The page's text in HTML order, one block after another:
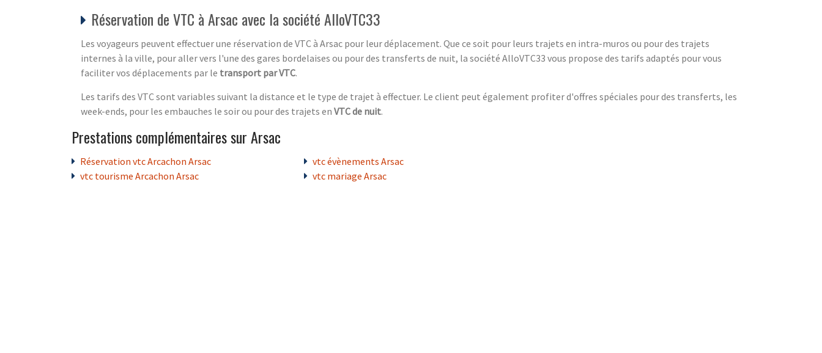
Réservation de VTC à Arsac avec la société AlloVTC33
Les voyageurs peuvent effectuer une réservation de VTC à Arsac pour leur déplacement. Que ce soit pour leurs trajets en intra-muros ou pour des trajets
internes à la ville, pour aller vers l'une des gares bordelaises ou pour des transferts de nuit, la société AlloVTC33 vous propose des tarifs adaptés pour vous
faciliter vos déplacements par le transport par VTC.
Les tarifs des VTC sont variables suivant la distance et le type de trajet à effectuer. Le client peut également profiter d'offres spéciales pour des transferts, les
week-ends, pour les embauches le soir ou pour des trajets en VTC de nuit.
Prestations complémentaires sur Arsac
Réservation vtc Arcachon Arsac
vtc tourisme Arcachon Arsac
vtc évènements Arsac
vtc mariage Arsac